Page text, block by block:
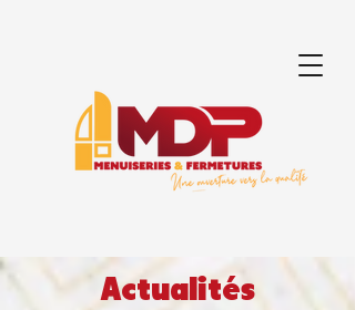
Actualités